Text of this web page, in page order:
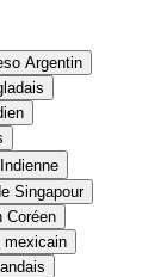
Argentin
Singapour
mexicain